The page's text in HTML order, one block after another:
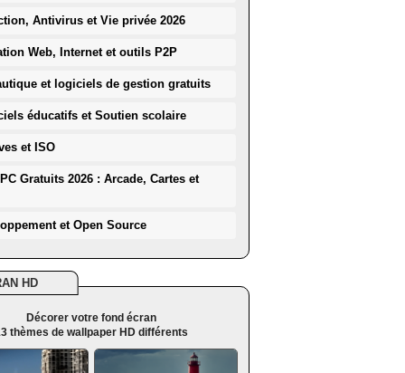
Antivirus et Vie privée 2026
Web, Internet et outils P2P
et logiciels de gestion gratuits
éducatifs et Soutien scolaire
et ISO
Gratuits 2026 : Arcade, Cartes et
et Open Source
HD
Décorer votre fond écran
thèmes de wallpaper HD différents